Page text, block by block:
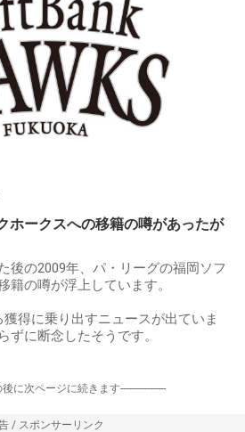
ホークスへの移籍の噂があったが
後の2009年、パ・リーグの福岡ソフ
籍の噂が浮上しています。
獲得に乗り出すニュースが出ていま
ずに断念したそうです。
後に次ページに続きます-----------------
/ スポンサーリンク